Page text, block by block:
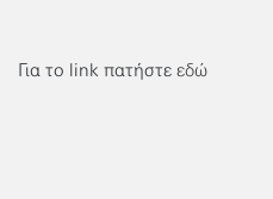
Για το link πατήστε εδώ